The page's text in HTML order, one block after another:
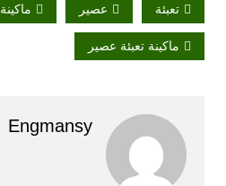
تعبئة عصير ماكينة
ماكينة تعبئة عصير
Engmansy